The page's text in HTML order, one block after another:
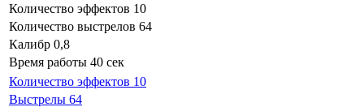
Количество эффектов 10
Количество выстрелов 64
Калибр 0,8
Время работы 40 сек
Количество эффектов 10
Выстрелы 64